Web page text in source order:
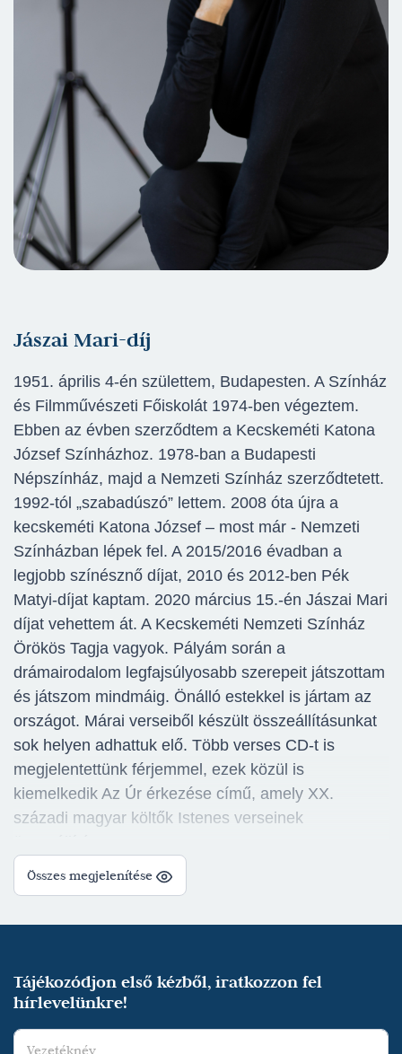
Jászai Mari-díj
1951. április 4-én születtem, Budapesten. A Színház
és Filmművészeti Főiskolát 1974-ben végeztem.
Ebben az évben szerződtem a Kecskeméti Katona
József Színházhoz. 1978-ban a Budapesti
Népszínház, majd a Nemzeti Színház szerződtetett.
1992-tól „szabadúszó” lettem. 2008 óta újra a
kecskeméti Katona József – most már - Nemzeti
Színházban lépek fel. A 2015/2016 évadban a
legjobb színésznő díjat, 2010 és 2012-ben Pék
Matyi-díjat kaptam. 2020 március 15.-én Jászai Mari
díjat vehettem át. A Kecskeméti Nemzeti Színház
Örökös Tagja vagyok. Pályám során a
drámairodalom legfajsúlyosabb szerepeit játszottam
és játszom mindmáig. Önálló estekkel is jártam az
országot. Márai verseiből készült összeállításunkat
sok helyen adhattuk elő. Több verses CD-t is
megjelentettünk férjemmel, ezek közül is
kiemelkedik Az Úr érkezése című, amely XX.
századi magyar költők Istenes verseinek
Férjem Cseke Péter, két lányunk és három unokánk
van.
hajtómotorként működteti az aktuális
próbafolyamatot. Kiváló komika és drámai hősnő,
alázatos alkotó, remek kolléga. Egy igazi
Összes megjelenítése
Tájékozódjon első kézből, iratkozzon fel
hírlevelünkre!